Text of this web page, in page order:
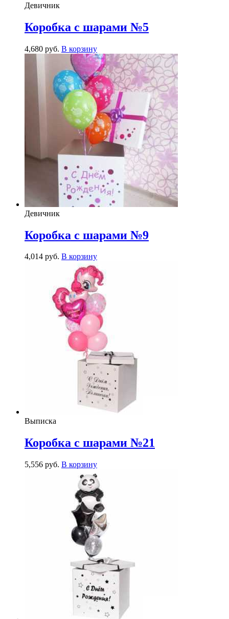
Девичник
Коробка с шарами №5
4,680 руб. В корзину
Девичник
Коробка с шарами №9
4,014 руб. В корзину
Выписка
Коробка с шарами №21
5,556 руб. В корзину